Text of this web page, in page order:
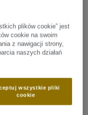
pokrycia
Domestic general
plików cookie” jest
cookie na swoim
z nawigacji strony,
naszych działań
wszystkie pliki
cookie